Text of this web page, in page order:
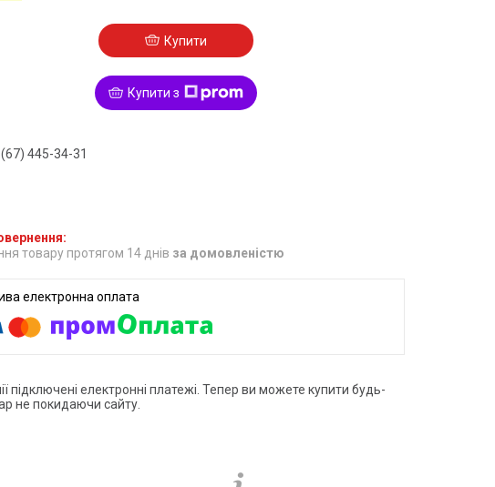
Купити
Купити з
445-34-31
товару протягом 14 днів за домовленістю
підключені електронні платежі. Тепер ви можете купити будь-
не покидаючи сайту.